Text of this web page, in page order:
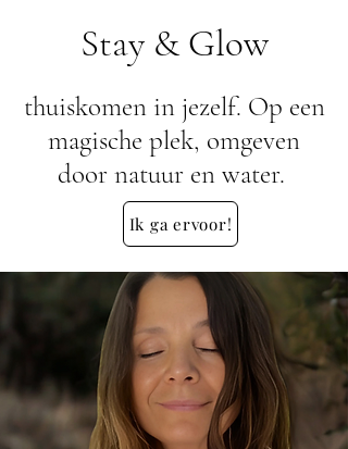
Stay & Glow
thuiskomen in jezelf. Op een
magische plek, omgeven
door natuur en water.
Ik ga ervoor!